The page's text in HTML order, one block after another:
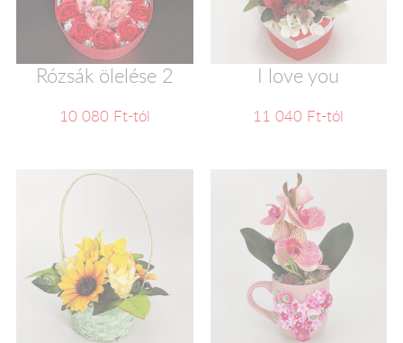
Rózsák ölelése 2
10 080 Ft-tól
I love you
11 040 Ft-tól